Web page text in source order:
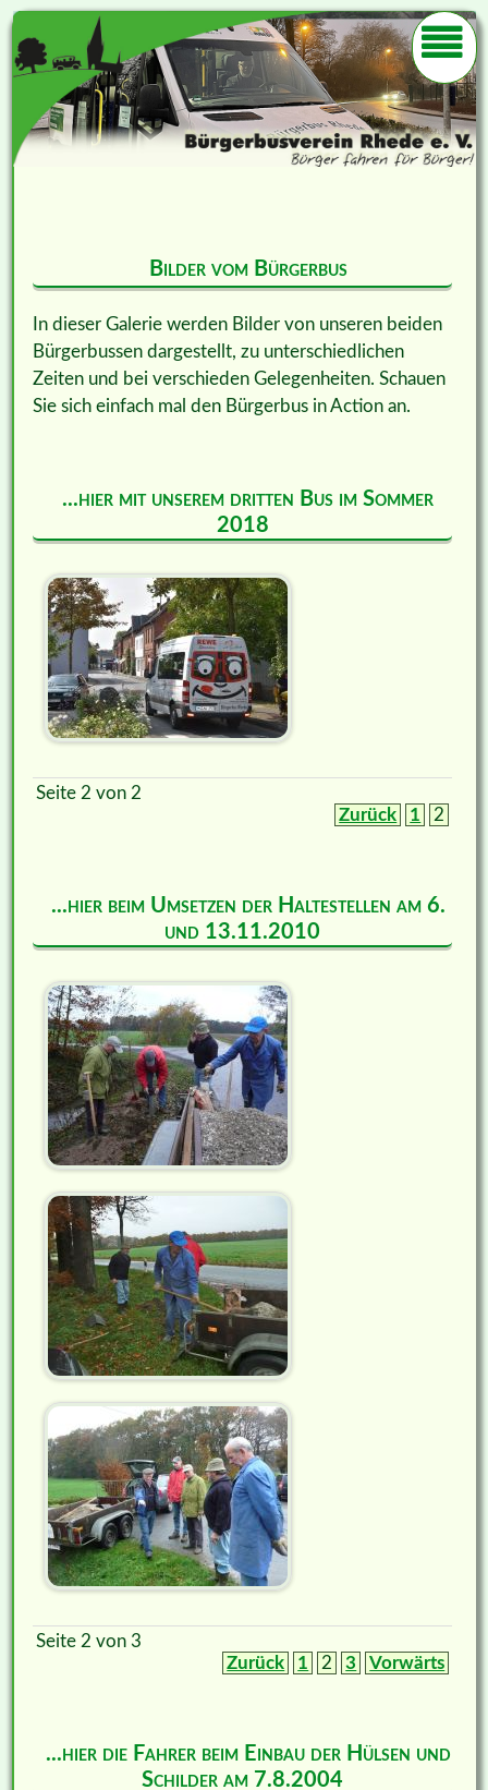
Bilder vom Bürgerbus
In dieser Galerie werden Bilder von unseren beiden
Bürgerbussen dargestellt, zu unterschiedlichen
Zeiten und bei verschieden Gelegenheiten. Schauen
Sie sich einfach mal den Bürgerbus in Action an.
...hier mit unserem dritten Bus im Sommer
2018
Seite 2 von 2
Zurück
1 2
...hier beim Umsetzen der Haltestellen am 6.
und 13.11.2010
Seite 2 von 3
Zurück
1 2 3 Vorwärts
...hier die Fahrer beim Einbau der Hülsen und
Schilder am 7.8.2004